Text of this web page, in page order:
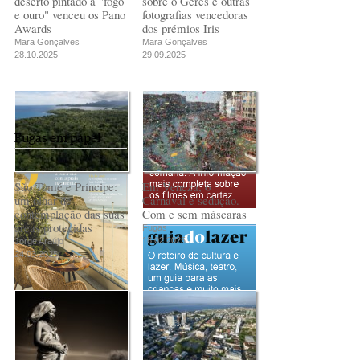
e ouro" venceu os Pano
Awards
Mara Gonçalves
28.10.2025
fotografias vencedoras
dos prémios Iris
Mara Gonçalves
29.09.2025
São Tomé e Príncipe:
um olhar de
contemplação das suas
áreas protegidas
Jorge Araújo
24.03.2025
Em Veneza, o
Carnaval é sedução.
Com e sem máscaras
Fugas
18.02.2025
Fugas em papel
PUB